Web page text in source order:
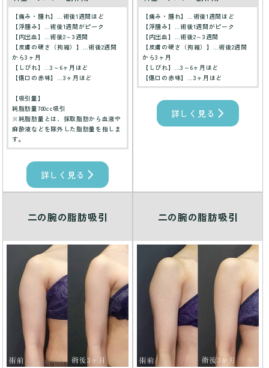
【痛み・腫れ】…術後1週間ほど
【浮腫み】…術後1週間がピーク
【内出血】…術後2～3週間
【皮膚の硬さ（拘縮）】…術後2週間
から3ヶ月
【しびれ】…3～6ヶ月ほど
【傷口の赤味】…3ヶ月ほど
【吸引量】
純脂肪量700cc吸引
※純脂肪量とは、採取脂肪から血液や
麻酔液などを除外した脂肪量を指しま
す。
詳しく見る
【痛み・腫れ】…術後1週間ほど
【浮腫み】…術後1週間がピーク
【内出血】…術後2～3週間
【皮膚の硬さ（拘縮）】…術後2週間
から3ヶ月
【しびれ】…3～6ヶ月ほど
【傷口の赤味】…3ヶ月ほど
詳しく見る
二の腕の脂肪吸引 二の腕の脂肪吸引